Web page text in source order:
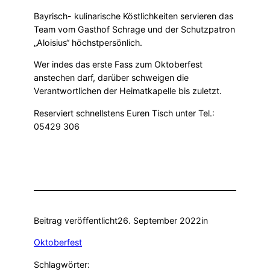
Bayrisch- kulinarische Köstlichkeiten servieren das
Team vom Gasthof Schrage und der Schutzpatron
„Aloisius“ höchstpersönlich.
Wer indes das erste Fass zum Oktoberfest
anstechen darf, darüber schweigen die
Verantwortlichen der Heimatkapelle bis zuletzt.
Reserviert schnellstens Euren Tisch unter Tel.:
05429 306
Beitrag veröffentlicht26. September 2022in
Oktoberfest
Schlagwörter: